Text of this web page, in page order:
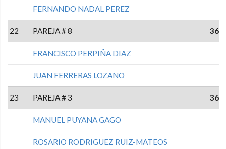
FERNANDO NADAL PEREZ
22 PAREJA # 8 36
FRANCISCO PERPIÑA DIAZ
JUAN FERRERAS LOZANO
23 PAREJA # 3 36
MANUEL PUYANA GAGO
ROSARIO RODRIGUEZ RUIZ-MATEOS